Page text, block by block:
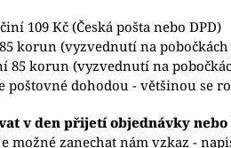
109 Kč (Česká pošta nebo DPD)
korun (vyzvednutí na
85 korun (vyzvednutí na
poštovné dohodou - většinou se
v den přijetí objednávky
zanechat nám vzkaz -